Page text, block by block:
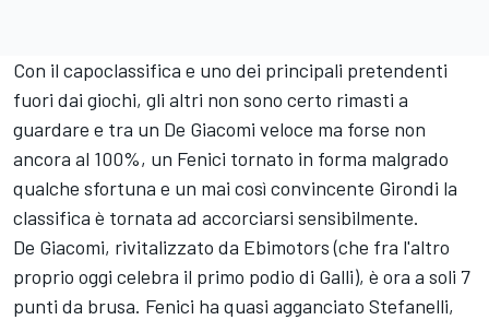
Con il capoclassifica e uno dei principali pretendenti
fuori dai giochi, gli altri non sono certo rimasti a
guardare e tra un De Giacomi veloce ma forse non
ancora al 100%, un Fenici tornato in forma malgrado
qualche sfortuna e un mai così convincente Girondi la
classifica è tornata ad accorciarsi sensibilmente.
De Giacomi, rivitalizzato da Ebimotors (che fra l'altro
proprio oggi celebra il primo podio di Galli), è ora a soli 7
punti da brusa. Fenici ha quasi agganciato Stefanelli,